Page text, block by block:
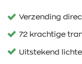
Verzending
72 krachtige
Uitstekend